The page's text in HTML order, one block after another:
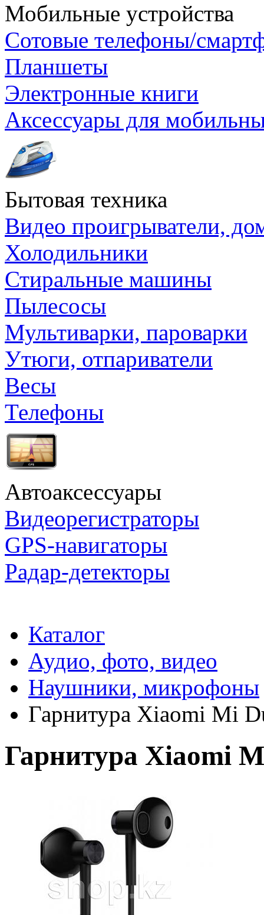
Мобильные устройства
Сотовые телефоны/
Планшеты
Электронные книги
Аксессуары для
Бытовая техника
Видео проигрыватели,
Холодильники
Стиральные машины
Пылесосы
Мультиварки, пароварки
Утюги, отпариватели
Весы
Телефоны
Автоаксессуары
Видеорегистраторы
GPS-навигаторы
Радар-детекторы
Каталог
Аудио, фото, видео
Наушники, микрофоны
Гарнитура Xiaomi Mi
Гарнитура Xiaomi